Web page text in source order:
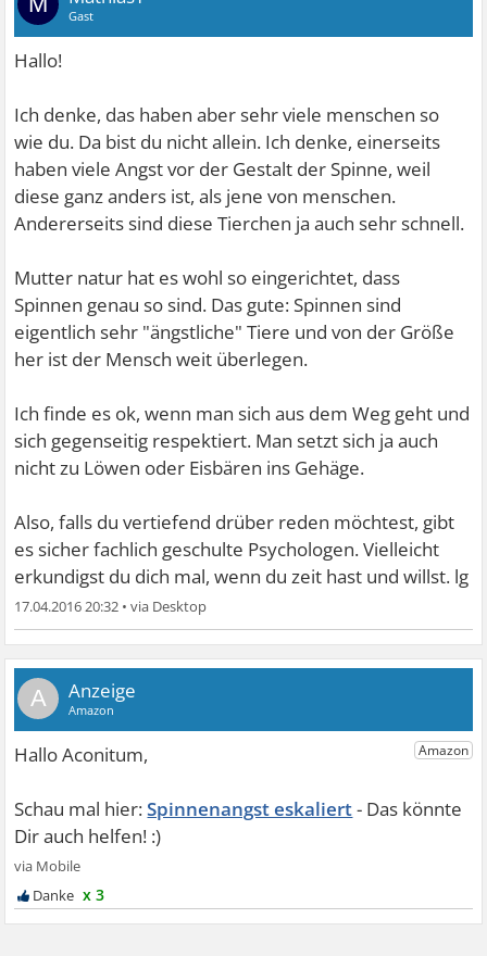
Gast
Hallo!
Ich denke, das haben aber sehr viele menschen so
wie du. Da bist du nicht allein. Ich denke, einerseits
haben viele Angst vor der Gestalt der Spinne, weil
diese ganz anders ist, als jene von menschen.
Andererseits sind diese Tierchen ja auch sehr schnell.
Mutter natur hat es wohl so eingerichtet, dass
Spinnen genau so sind. Das gute: Spinnen sind
eigentlich sehr "ängstliche" Tiere und von der Größe
her ist der Mensch weit überlegen.
Ich finde es ok, wenn man sich aus dem Weg geht und
sich gegenseitig respektiert. Man setzt sich ja auch
nicht zu Löwen oder Eisbären ins Gehäge.
Also, falls du vertiefend drüber reden möchtest, gibt
es sicher fachlich geschulte Psychologen. Vielleicht
erkundigst du dich mal, wenn du zeit hast und willst. lg
17.04.2016 20:32 •
A
Spinnenangst eskaliert
x 3